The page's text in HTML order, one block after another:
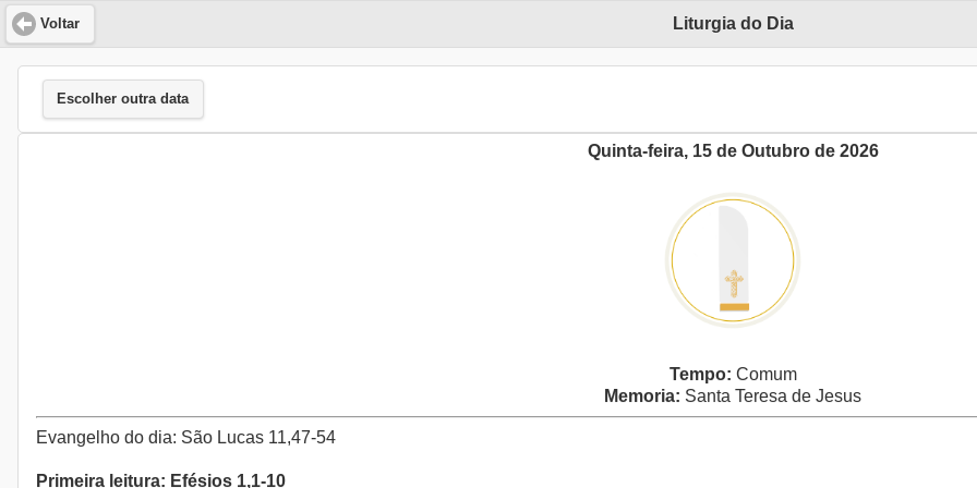
Liturgia do Dia
Voltar
Escolher outra data
Quinta-feira, 15 de Outubro de 2026
Tempo: Comum
Memoria: Santa Teresa de Jesus
Evangelho do dia: São Lucas 11,47-54
Primeira leitura: Efésios 1,1-10